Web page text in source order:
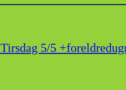
Tirsdag 5/5